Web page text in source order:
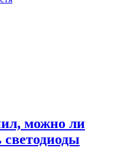
можно ли
светодиоды